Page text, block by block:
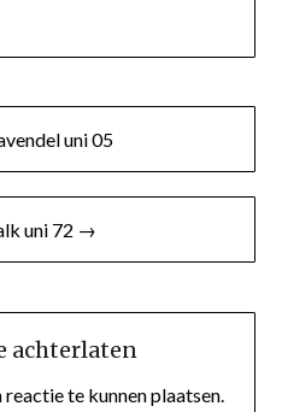
uni 05
uni 72 →
achterlaten
reactie te kunnen plaatsen.